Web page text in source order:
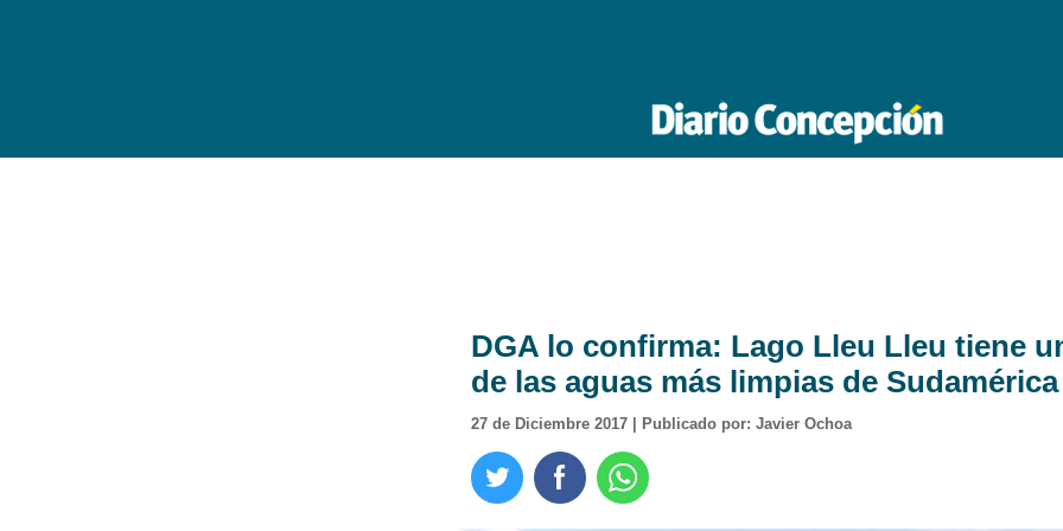
DGA lo confirma: Lago Lleu Lleu tiene
de las aguas más limpias de Sudamérica
27 de Diciembre 2017 | Publicado por: Javier Ochoa